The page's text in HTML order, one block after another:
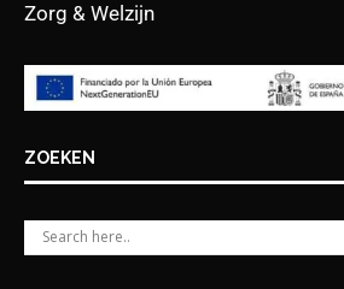
Zorg & Welzijn
ZOEKEN